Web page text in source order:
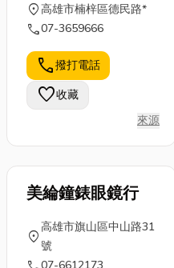
location_on高雄市楠梓區德民路*
call07-3659666
call撥打電話
favorite收藏
來源
美綸鐘錶眼鏡行
location_on
高雄市旗山區中山路31
號